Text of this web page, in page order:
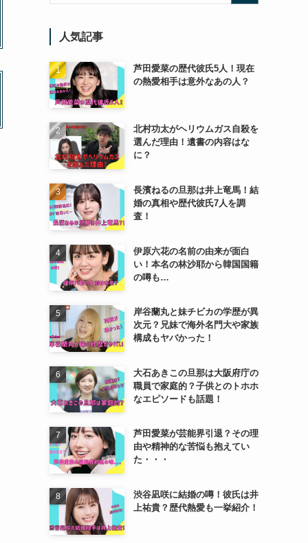
人気記事
芦田愛菜の歴代彼氏5人！現在
の熱愛相手は意外なあの人？
北村功太がヘリウムガス自殺を
選んだ理由！遺書の内容はな
に？
長濱ねるの旦那は井上竜馬！結
婚の真相や歴代彼氏7人を調
査！
伊原六花の名前の由来が面白
い！本名の林沙耶から韓国国籍
の噂も…
岸谷蘭丸と妹チビカの学歴が異
次元？兄妹で海外名門大や家族
構成もヤバかった！
大石あきこの旦那は大阪府庁の
職員で家庭的？子供とのトホホ
なエピソードも話題！
芦田愛菜が芸能界引退？その理
由や精神的な苦悩も抱えてい
た・・・
渋谷凪咲に結婚の噂！彼氏は井
上祐貴？歴代熱愛も一挙紹介！